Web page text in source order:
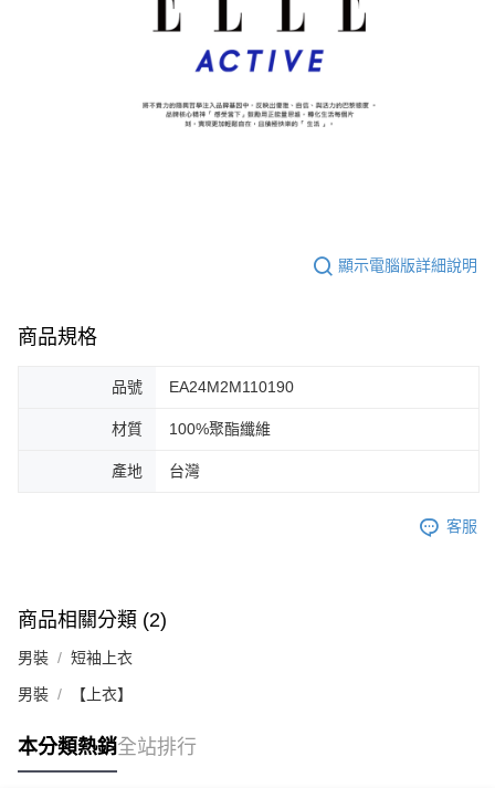
顯示電腦版詳細說明
商品規格
品號 EA24M2M110190
材質 100%聚酯纖維
產地 台灣
客服
商品相關分類 (2)
男裝 短袖上衣
男裝 【上衣】
本分類熱銷全站排行